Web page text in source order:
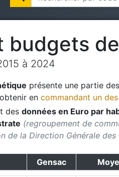
budgets de
à 2024
présente une partie
en commandant un
des données en Euro par
(regroupement de
de la Direction Générale
Gensac